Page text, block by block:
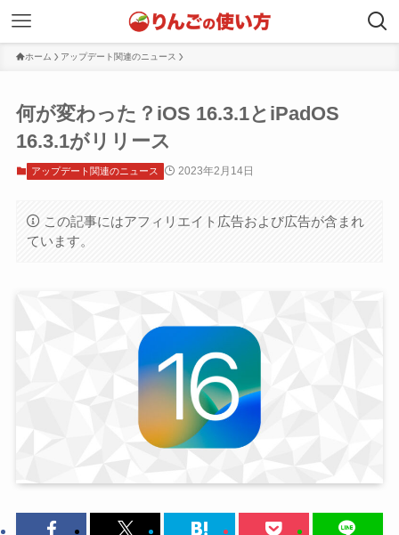
ホーム アップデート関連のニュース
何が変わった？iOS 16.3.1とiPadOS
16.3.1がリリース
アップデート関連のニュース 2023年2月14日
この記事にはアフィリエイト広告および広告が含まれ
ています。